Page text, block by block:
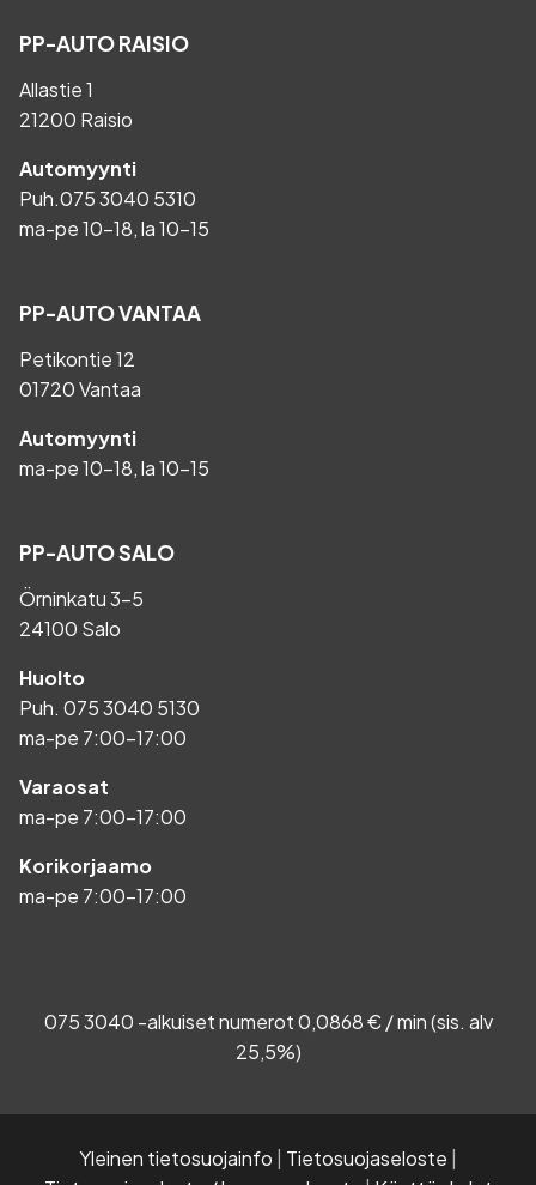
PP-AUTO RAISIO
Allastie 1
21200 Raisio
Automyynti
Puh.075 3040 5310
ma-pe 10-18, la 10-15
PP-AUTO VANTAA
Petikontie 12
01720 Vantaa
Automyynti
ma-pe 10-18, la 10-15
PP-AUTO SALO
Örninkatu 3-5
24100 Salo
Huolto
Puh. 075 3040 5130
ma-pe 7:00-17:00
Varaosat
ma-pe 7:00-17:00
Korikorjaamo
ma-pe 7:00-17:00
075 3040 -alkuiset numerot 0,0868 € / min (sis. alv
25,5%)
Yleinen tietosuojainfo Tietosuojaseloste